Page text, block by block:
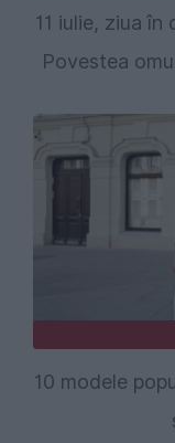
11 iulie, ziua
Povestea
10 modele